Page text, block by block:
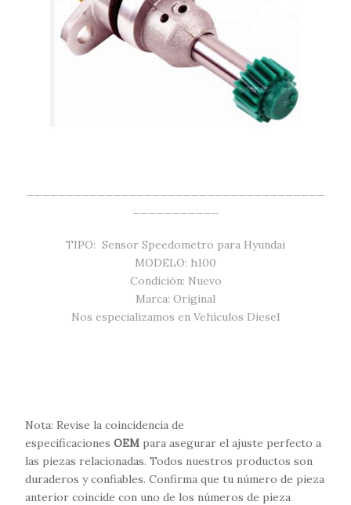
TIPO: Sensor Speedometro para Hyundai
MODELO: h100
Condición: Nuevo
Marca: Original
Nos especializamos en Vehículos Diesel
Nota: Revise la coincidencia de
especificaciones OEM para asegurar el ajuste perfecto a
las piezas relacionadas. Todos nuestros productos son
duraderos y confiables. Confirma que tu número de pieza
anterior coincide con uno de los números de pieza